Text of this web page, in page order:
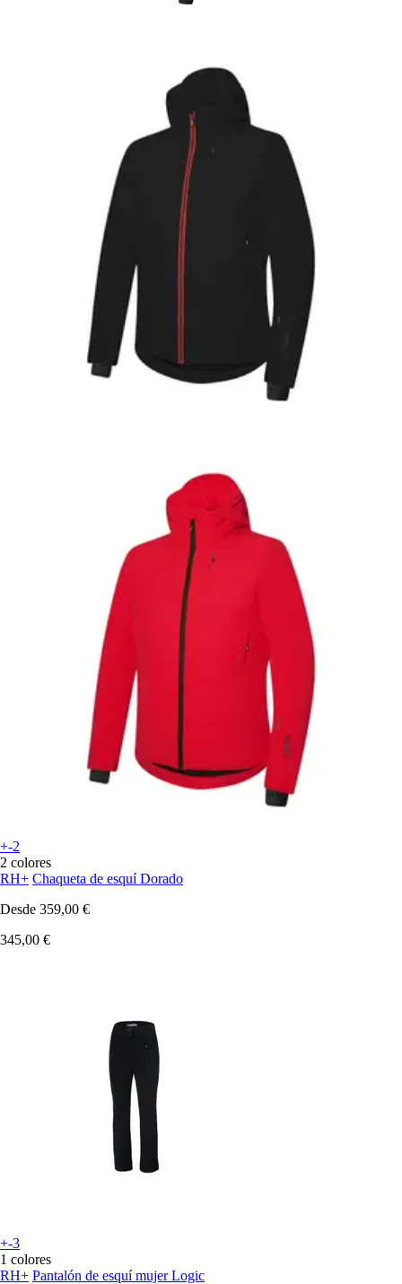
+-2
2 colores
RH+ Chaqueta de esquí Dorado
Desde 359,00 €
345,00 €
+-3
1 colores
RH+ Pantalón de esquí mujer Logic